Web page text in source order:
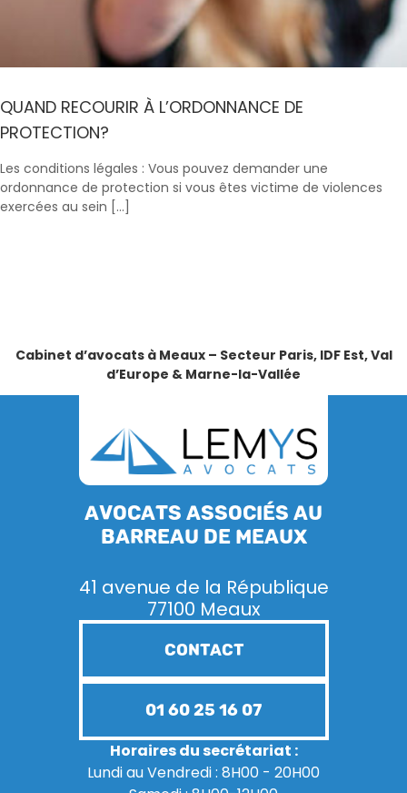
QUAND RECOURIR À L’ORDONNANCE DE
PROTECTION?
Les conditions légales : Vous pouvez demander une
ordonnance de protection si vous êtes victime de violences
exercées au sein […]
Cabinet d’avocats à Meaux – Secteur Paris, IDF Est, Val
d’Europe & Marne-la-Vallée
Avocats associés au
barreau de Meaux
41 avenue de la République
77100 Meaux
CONTACT
01 60 25 16 07
Horaires du secrétariat :
Lundi au Vendredi : 8H00 - 20H00